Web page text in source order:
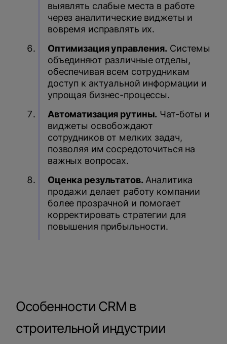
выявлять слабые места в работе
через аналитические виджеты и
вовремя исправлять их.
Оптимизация управления. Системы
объединяют различные отделы,
обеспечивая всем сотрудникам
доступ к актуальной информации и
упрощая бизнес-процессы.
Автоматизация рутины. Чат-боты и
виджеты освобождают
сотрудников от мелких задач,
позволяя им сосредоточиться на
важных вопросах.
Оценка результатов. Аналитика
продажи делает работу компании
более прозрачной и помогает
корректировать стратегии для
повышения прибыльности.
Особенности CRM в
строительной индустрии